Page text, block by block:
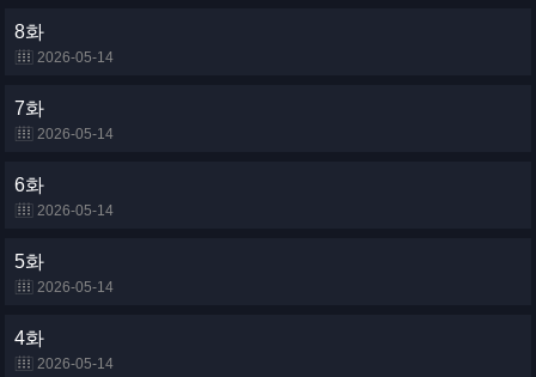
8화
2026-05-14
7화
2026-05-14
6화
2026-05-14
5화
2026-05-14
4화
2026-05-14